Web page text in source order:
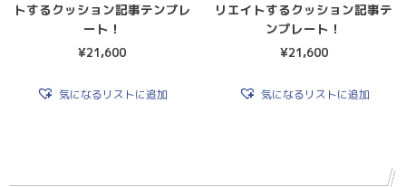
トするクッション記事テンプレ
ート！
¥21,600
気になるリストに追加
リエイトするクッション記事テ
ンプレート！
¥21,600
気になるリストに追加